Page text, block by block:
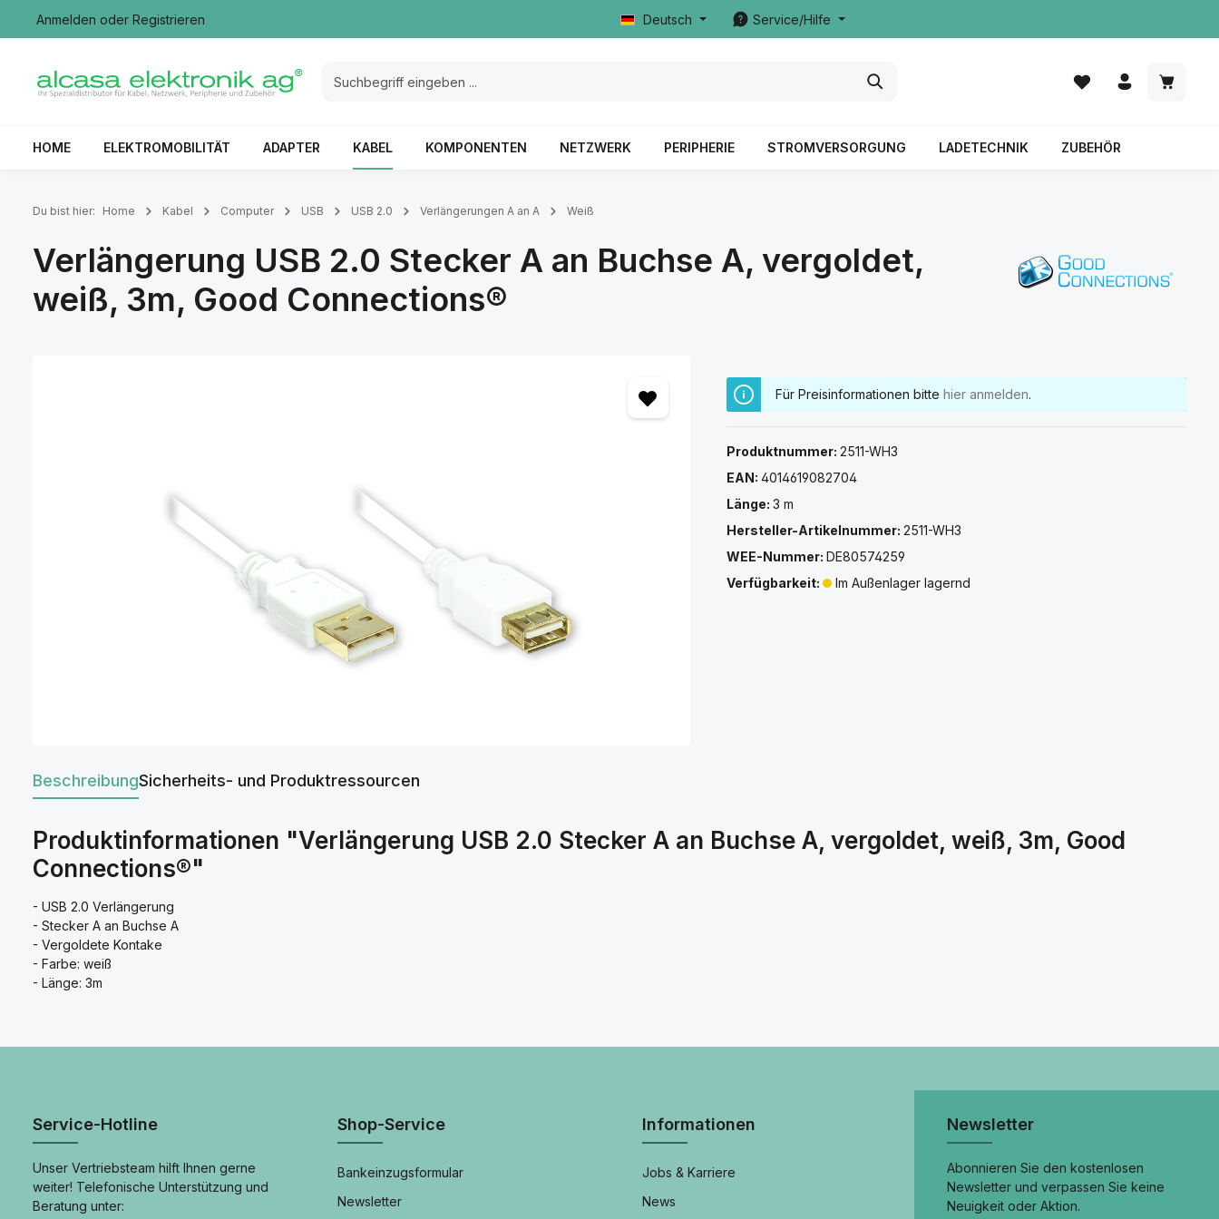
Zur Hauptnavigation springen
Anmelden oder Registrieren Deutsch Service/Hilfe
HOME ELEKTROMOBILITÄT ADAPTER KABEL KOMPONENTEN NETZWERK PERIPHERIE STROMVERSORGUNG LADETECHNIK ZUBEHÖR
Du bist hier: Home Kabel Computer USB USB 2.0 Verlängerungen A an A Weiß
Verlängerung USB 2.0 Stecker A an Buchse A, vergoldet,
weiß, 3m, Good Connections®
Für Preisinformationen bittehier anmelden.
Produktnummer:2511-WH3
EAN:4014619082704
Länge:3 m
Hersteller-Artikelnummer:2511-WH3
WEE-Nummer:DE80574259
Verfügbarkeit:
Im Außenlager lagernd
BeschreibungSicherheits- und Produktressourcen
Produktinformationen "Verlängerung USB 2.0 Stecker A an Buchse A, vergoldet, weiß, 3m, Good
Connections®"
- USB 2.0 Verlängerung
- Stecker A an Buchse A
- Vergoldete Kontake
- Farbe: weiß
- Länge: 3m
Service-Hotline
Unser Vertriebsteam hilft Ihnen gerne
weiter! Telefonische Unterstützung und
Beratung unter:
Shop-Service
Bankeinzugsformular
Newsletter
Informationen
Jobs & Karriere
News
Newsletter
Abonnieren Sie den kostenlosen
Newsletter und verpassen Sie keine
Neuigkeit oder Aktion.